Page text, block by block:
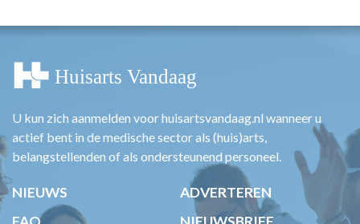
U kun zich aanmelden voor huisartsvandaag.nl wanneer u
actief bent in de medische sector als (huis)arts,
belangstellenden of als ondersteunend personeel.
NIEUWS
ADVERTEREN